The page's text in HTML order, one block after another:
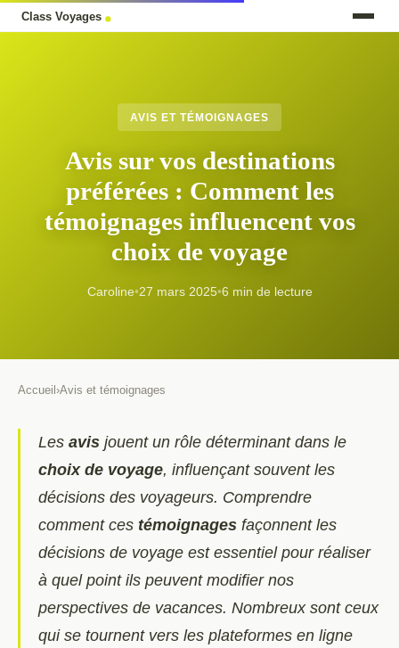
AVIS ET TÉMOIGNAGES
Avis sur vos destinations
préférées : Comment les
témoignages influencent vos
choix de voyage
Caroline•27 mars 2025•6 min de lecture
Accueil ›Avis et témoignages
Les avis jouent un rôle déterminant dans le
choix de voyage, influençant souvent les
décisions des voyageurs. Comprendre
comment ces témoignages façonnent les
décisions de voyage est essentiel pour réaliser
à quel point ils peuvent modifier nos
perspectives de vacances. Nombreux sont ceux
qui se tournent vers les plateformes en ligne